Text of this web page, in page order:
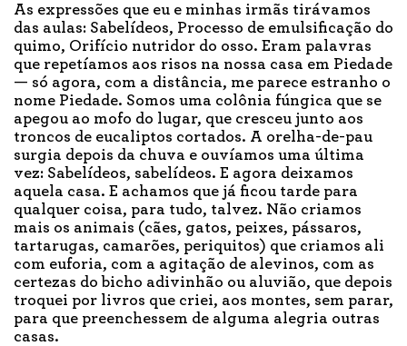
As expressões que eu e minhas irmãs tirávamos
das aulas: Sabelídeos, Processo de emulsificação do
quimo, Orifício nutridor do osso. Eram palavras
que repetíamos aos risos na nossa casa em Piedade
— só agora, com a distância, me parece estranho o
nome Piedade. Somos uma colônia fúngica que se
apegou ao mofo do lugar, que cresceu junto aos
troncos de eucaliptos cortados. A orelha-de-pau
surgia depois da chuva e ouvíamos uma última
vez: Sabelídeos, sabelídeos. E agora deixamos
aquela casa. E achamos que já ficou tarde para
qualquer coisa, para tudo, talvez. Não criamos
mais os animais (cães, gatos, peixes, pássaros,
tartarugas, camarões, periquitos) que criamos ali
com euforia, com a agitação de alevinos, com as
certezas do bicho adivinhão ou aluvião, que depois
troquei por livros que criei, aos montes, sem parar,
para que preenchessem de alguma alegria outras
casas.